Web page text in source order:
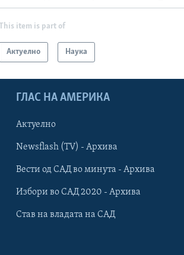
This item is part of
Актуелно Наука
ГЛАС НА АМЕРИКА
Актуелно
Newsflash (TV) - Архива
Вести од САД во минута - Архива
Избори во САД 2020 - Архива
Став на владата на САД